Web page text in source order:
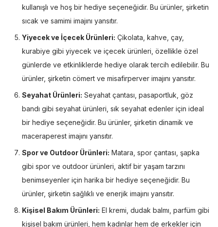
kullanışlı ve hoş bir hediye seçeneğidir. Bu ürünler, şirketin
sıcak ve samimi imajını yansıtır.
Yiyecek ve İçecek Ürünleri: Çikolata, kahve, çay,
kurabiye gibi yiyecek ve içecek ürünleri, özellikle özel
günlerde ve etkinliklerde hediye olarak tercih edilebilir. Bu
ürünler, şirketin cömert ve misafirperver imajını yansıtır.
Seyahat Ürünleri: Seyahat çantası, pasaportluk, göz
bandı gibi seyahat ürünleri, sık seyahat edenler için ideal
bir hediye seçeneğidir. Bu ürünler, şirketin dinamik ve
maceraperest imajını yansıtır.
Spor ve Outdoor Ürünleri: Matara, spor çantası, şapka
gibi spor ve outdoor ürünleri, aktif bir yaşam tarzını
benimseyenler için harika bir hediye seçeneğidir. Bu
ürünler, şirketin sağlıklı ve enerjik imajını yansıtır.
Kişisel Bakım Ürünleri: El kremi, dudak balmı, parfüm gibi
kişisel bakım ürünleri, hem kadınlar hem de erkekler için